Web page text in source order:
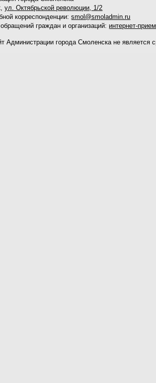
ул. Октябрьской революции, 1/2
корреспонденции:smol@smoladmin.ru
граждан и организаций: интернет-
Администрации города Смоленска не является